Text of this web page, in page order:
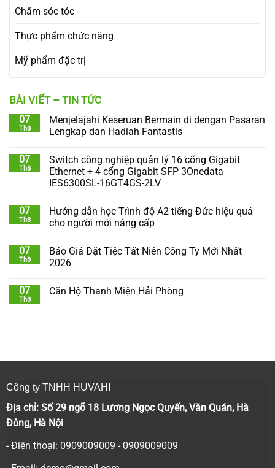
Chăm sóc tóc
Thực phẩm chức năng
Mỹ phẩm đặc trị
BÀI VIẾT – TIN TỨC
07
Th8
Menjelajahi Keseruan Bermain di dengan Pasaran
Lengkap dan Hadiah Fantastis
07
Th8
Switch công nghiệp quản lý 16 cổng Gigabit
Ethernet + 4 cổng Gigabit SFP 3Onedata
IES6300SL-16GT4GS-2LV
07
Th8
Hướng dẫn học Trình độ A2 tiếng Đức hiệu quả
cho người mới nâng cấp
07
Th8
Báo Giá Đặt Tiệc Tất Niên Công Ty Mới Nhất
2026
07
Th8
Căn Hộ Thanh Miện Hải Phòng
Công ty TNHH HUVAHI
Địa chỉ: Số 29 ngõ 18 Lương Ngọc Quyến, Văn Quán, Hà
Đông, Hà Nội
- Điện thoại: 0909009009 - 0909009009